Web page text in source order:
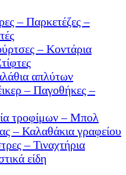
– Παρκετέζες –
– Κοντάρια
απλύτων
– Παγοθήκες –
τροφίμων – Μπολ
– Καλαθάκια γραφείου
– Τιναχτήρια
είδη